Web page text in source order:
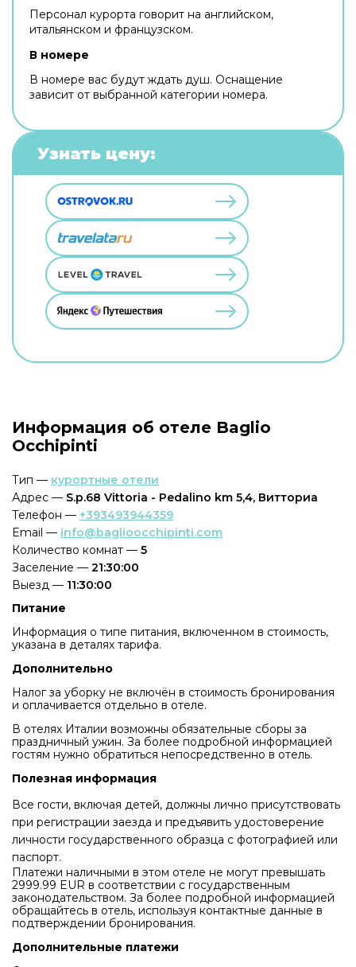
Персонал курорта говорит на английском,
итальянском и французском.
В номере
В номере вас будут ждать душ. Оснащение
зависит от выбранной категории номера.
Узнать цену:
Информация об отеле Baglio
Occhipinti
Тип — курортные отели
Адрес — S.p.68 Vittoria - Pedalino km 5,4, Витториа
Телефон — +393493944359
Email — info@baglioocchipinti.com
Количество комнат — 5
Заселение — 21:30:00
Выезд — 11:30:00
Питание
Информация о типе питания, включенном в стоимость,
указана в деталях тарифа.
Дополнительно
Налог за уборку не включён в стоимость бронирования
и оплачивается отдельно в отеле.
В отелях Италии возможны обязательные сборы за
праздничный ужин. За более подробной информацией
гостям нужно обратиться непосредственно в отель.
Полезная информация
Все гости, включая детей, должны лично присутствовать
при регистрации заезда и предъявить удостоверение
личности государственного образца с фотографией или
паспорт.
Платежи наличными в этом отеле не могут превышать
2999.99 EUR в соответствии с государственным
законодательством. За более подробной информацией
обращайтесь в отель, используя контактные данные в
подтверждении бронирования.
Дополнительные платежи